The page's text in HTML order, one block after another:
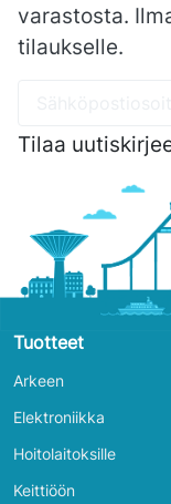
varastosta.
tilaukselle.
Tilaa
Tuotteet
Arkeen
Elektroniikka
Hoitolaitoksille
Keittiöön